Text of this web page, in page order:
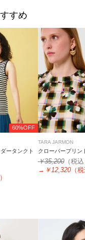
すめ
60%OFF
ータンクト
TARA JARMON
クローバープリン
￥35,200（税
→ ￥12,320（